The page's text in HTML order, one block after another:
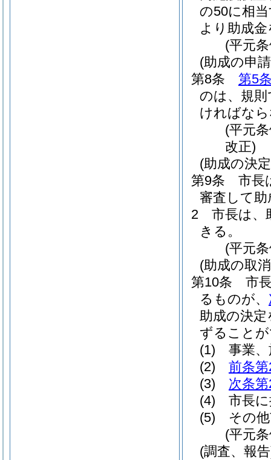
の50に相
より助成
(平元
(助成の申
第8条
第5
のは、規
ければな
(平元
改正)
(助成の決
第9条
市長
審査して
2
市長は、
きる。
(平元
(助成の取
第10条
市
るものが、
助成の決
ずること
(1)
事業
(2)
前条
(3)
次条
(4)
市長
(5)
その
(平元
(調査、報